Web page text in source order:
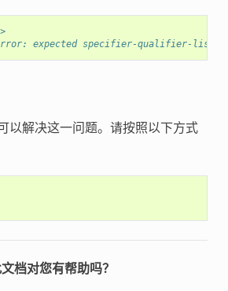
expected specifier-qualifier-list
以解决这一问题。请按照以下方式
文档对您有帮助吗？